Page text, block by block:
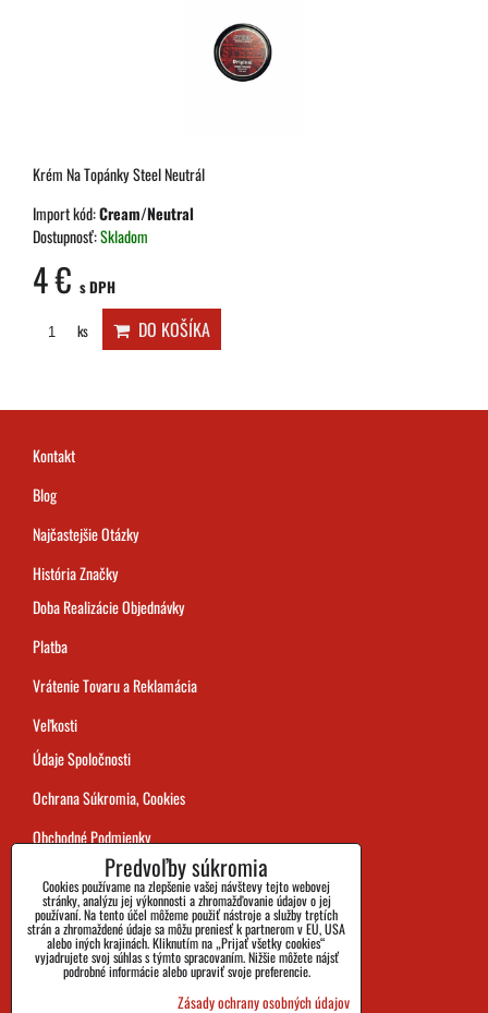
Krém Na Topánky Steel Neutrál
Import kód:Cream/Neutral
Dostupnosť:Skladom
4 € s DPH
ks DO KOŠÍKA
Kontakt
Blog
Najčastejšie Otázky
História Značky
Doba Realizácie Objednávky
Platba
Vrátenie Tovaru a Reklamácia
Veľkosti
Údaje Spoločnosti
Ochrana Súkromia, Cookies
Obchodné Podmienky
Sledovanie ZásielokPredvoľby súkromia
Cookies používame na zlepšenie vašej návštevy tejto webovej
stránky, analýzu jej výkonnosti a zhromažďovanie údajov o jej
používaní. Na tento účel môžeme použiť nástroje a služby tretích
strán a zhromaždené údaje sa môžu preniesť k partnerom v EÚ, USA
alebo iných krajinách. Kliknutím na „Prijať všetky cookies“
vyjadrujete svoj súhlas s týmto spracovaním. Nižšie môžete nájsť
podrobné informácie alebo upraviť svoje preferencie.
Zásady ochrany osobných údajov